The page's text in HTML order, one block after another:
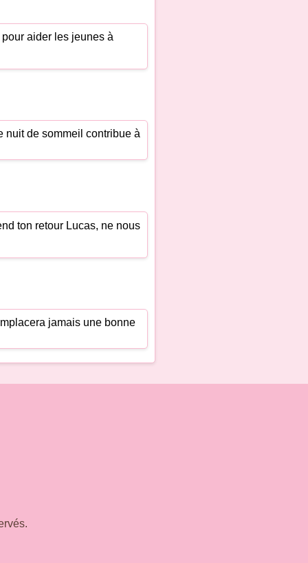
aider les jeunes à
nuit de sommeil contribue à
ton retour Lucas, ne nous
jamais une bonne